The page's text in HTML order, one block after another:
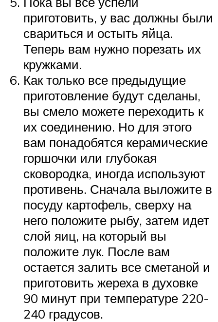
приготовить, у вас должны были
свариться и остыть яйца.
Теперь вам нужно порезать их
кружками.
Как только все предыдущие
приготовление будут сделаны,
вы смело можете переходить к
их соединению. Но для этого
вам понадобятся керамические
горшочки или глубокая
сковородка, иногда используют
противень. Сначала выложите в
посуду картофель, сверху на
него положите рыбу, затем идет
слой яиц, на который вы
положите лук. После вам
остается залить все сметаной и
приготовить жереха в духовке
90 минут при температуре 220-
240 градусов.